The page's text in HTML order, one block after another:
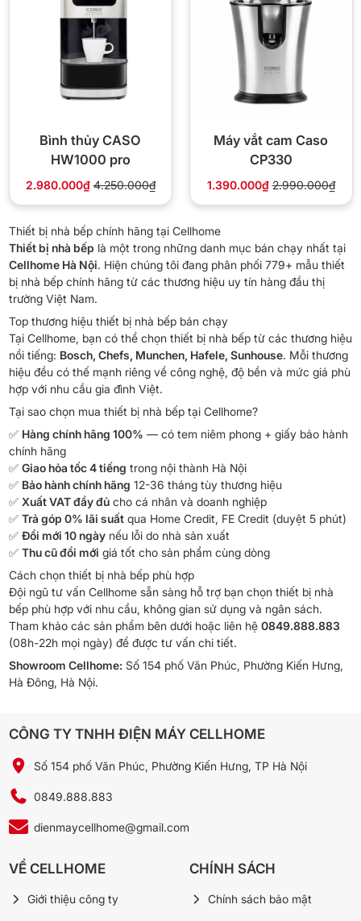
Bình thủy CASO
HW1000 pro
2.980.000₫ 4.250.000₫
Máy vắt cam Caso
CP330
1.390.000₫ 2.990.000₫
Thiết bị nhà bếp chính hãng tại Cellhome
Thiết bị nhà bếp là một trong những danh mục bán chạy nhất tại
Cellhome Hà Nội. Hiện chúng tôi đang phân phối 779+ mẫu thiết
bị nhà bếp chính hãng từ các thương hiệu uy tín hàng đầu thị
trường Việt Nam.
Top thương hiệu thiết bị nhà bếp bán chạy
Tại Cellhome, bạn có thể chọn thiết bị nhà bếp từ các thương hiệu
nổi tiếng: Bosch, Chefs, Munchen, Hafele, Sunhouse. Mỗi thương
hiệu đều có thế mạnh riêng về công nghệ, độ bền và mức giá phù
hợp với nhu cầu gia đình Việt.
Tại sao chọn mua thiết bị nhà bếp tại Cellhome?
✅ Hàng chính hãng 100% — có tem niêm phong + giấy bảo hành
chính hãng
✅ Giao hỏa tốc 4 tiếng trong nội thành Hà Nội
✅ Bảo hành chính hãng 12-36 tháng tùy thương hiệu
✅ Xuất VAT đầy đủcho cá nhân và doanh nghiệp
✅ Trả góp 0% lãi suấtqua Home Credit, FE Credit (duyệt 5 phút)
✅ Đổi mới 10 ngàynếu lỗi do nhà sản xuất
✅ Thu cũ đổi mới giá tốt cho sản phẩm cùng dòng
Cách chọn thiết bị nhà bếp phù hợp
Đội ngũ tư vấn Cellhome sẵn sàng hỗ trợ bạn chọn thiết bị nhà
bếp phù hợp với nhu cầu, không gian sử dụng và ngân sách.
Tham khảo các sản phẩm bên dưới hoặc liên hệ 0849.888.883
(08h-22h mọi ngày) để được tư vấn chi tiết.
Showroom Cellhome: Số 154 phố Văn Phúc, Phường Kiến Hưng,
Hà Đông, Hà Nội.
CÔNG TY TNHH ĐIỆN MÁY CELLHOME
Số 154 phố Văn Phúc, Phường Kiến Hưng, TP Hà Nội
0849.888.883
dienmaycellhome@gmail.com
VỀ CELLHOME
Giới thiệu công ty
CHÍNH SÁCH
Chính sách bảo mật